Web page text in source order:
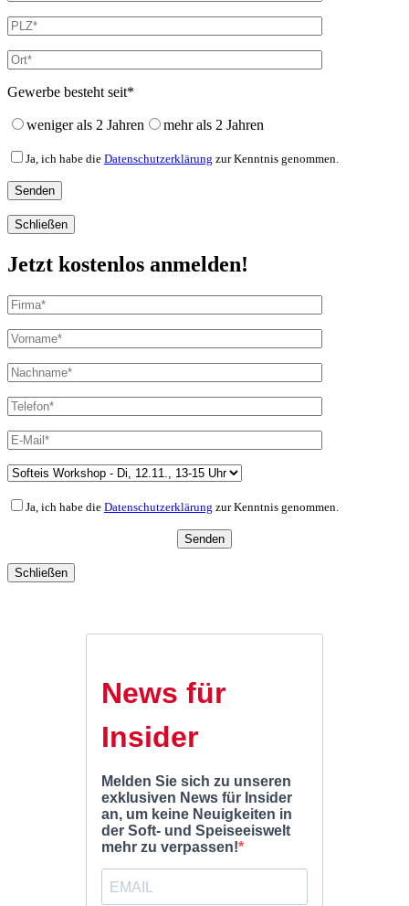
Gewerbe besteht seit*
weniger als 2 Jahren mehr als 2 Jahren
Ja, ich habe die Datenschutzerklärung zur Kenntnis genommen.
Schließen
Jetzt kostenlos anmelden!
Ja, ich habe die Datenschutzerklärung zur Kenntnis genommen.
Schließen